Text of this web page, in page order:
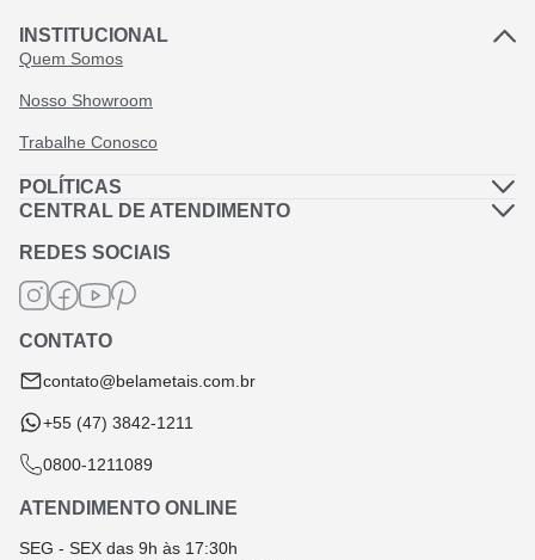
INSTITUCIONAL
Quem Somos
Nosso Showroom
Trabalhe Conosco
POLÍTICAS
Política de Privacidade
Política de Frete
Termos de Garantia
Termos e Condições
Troca e Devolução
CENTRAL DE ATENDIMENTO
Fale Conosco
REDES SOCIAIS
CONTATO
contato@belametais.com.br
+55 (47) 3842-1211
0800-1211089
ATENDIMENTO ONLINE
SEG - SEX das 9h às 17:30h